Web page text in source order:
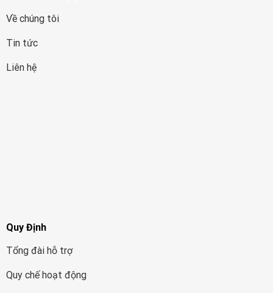
Về chúng tôi
Tin tức
Liên hệ
Quy Định
Tổng đài hỗ trợ
Quy chế hoạt động